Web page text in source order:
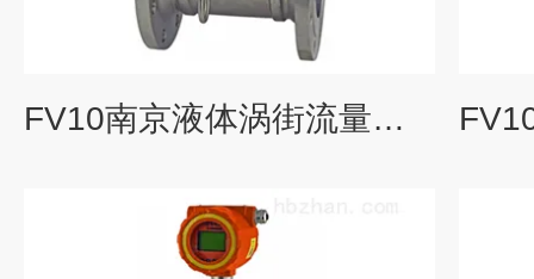
FV10南京液体涡街流量计出厂价_KEWILL